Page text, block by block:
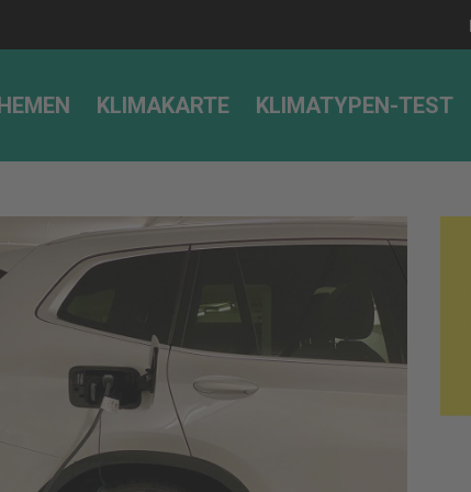
KLIMAKARTE KLIMATYPEN-TEST